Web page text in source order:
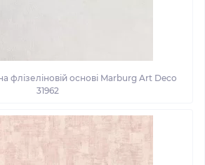
флізеліновій основі Marburg Art Deco
31962